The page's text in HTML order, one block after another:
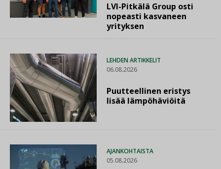
LVI-Pitkälä Group osti
nopeasti kasvaneen
yrityksen
LEHDEN ARTIKKELIT
06.08.2026
Puutteellinen eristys
lisää lämpöhäviöitä
AJANKOHTAISTA
05.08.2026